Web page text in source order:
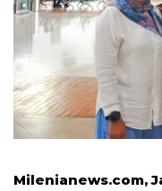
Milenianews.com,